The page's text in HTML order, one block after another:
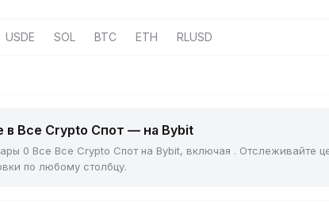
USDE SOL BTC ETH RLUSD
в Все Crypto Спот — на Bybit
0 Все Все Crypto Спот на Bybit, включая . Отслеживайте
по любому столбцу.